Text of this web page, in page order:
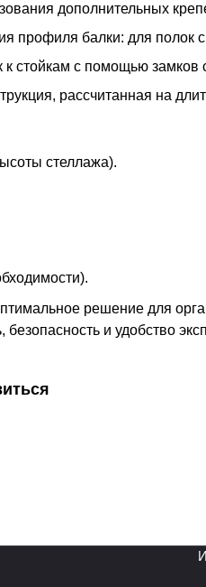
дополнительных
профиля балки: для полок
стойкам с помощью замков
рассчитанная на
стеллажа).
решение для
и удобство